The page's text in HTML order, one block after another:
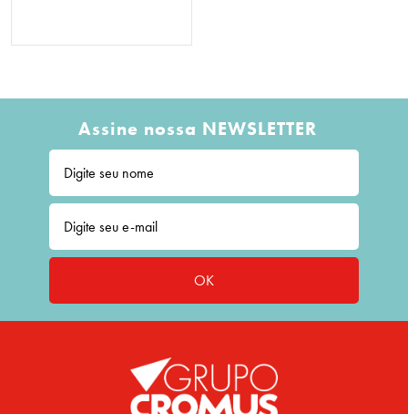
Assine nossa NEWSLETTER
OK